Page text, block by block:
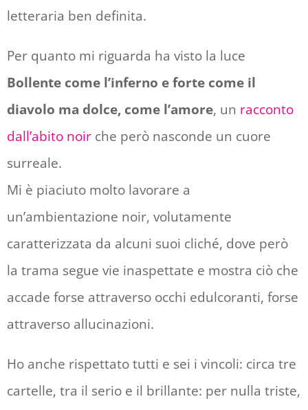
letteraria ben definita.
Per quanto mi riguarda ha visto la luce
Bollente come l’inferno e forte come il
diavolo ma dolce, come l’amore, un racconto
dall’abito noir che però nasconde un cuore
surreale.
Mi è piaciuto molto lavorare a
un’ambientazione noir, volutamente
caratterizzata da alcuni suoi cliché, dove però
la trama segue vie inaspettate e mostra ciò che
accade forse attraverso occhi edulcoranti, forse
attraverso allucinazioni.
Ho anche rispettato tutti e sei i vincoli: circa tre
cartelle, tra il serio e il brillante: per nulla triste,